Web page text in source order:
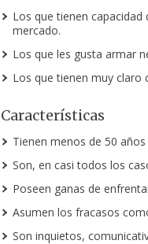
Los que tienen
mercado.
Los que les gusta armar
Los que tienen muy claro
Características
Tienen menos de 50 años
Son, en casi todos los
Poseen ganas de
Asumen los fracasos
Son inquietos,